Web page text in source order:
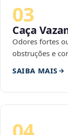
03
Caça
Odores fortes
obstruções e
SAIBA MAIS